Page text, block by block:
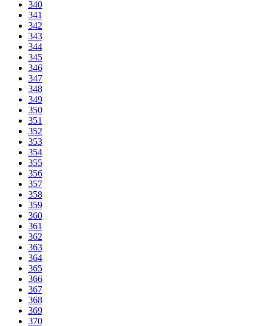
340
341
342
343
344
345
346
347
348
349
350
351
352
353
354
355
356
357
358
359
360
361
362
363
364
365
366
367
368
369
370